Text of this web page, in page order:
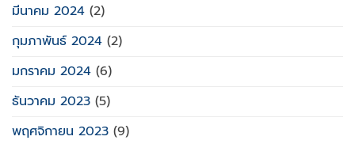
มีนาคม 2024 (2)
กุมภาพันธ์ 2024 (2)
มกราคม 2024 (6)
ธันวาคม 2023 (5)
พฤศจิกายน 2023 (9)